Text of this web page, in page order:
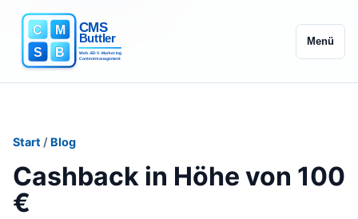
Menü
Start / Blog
Cashback in Höhe von 100
€